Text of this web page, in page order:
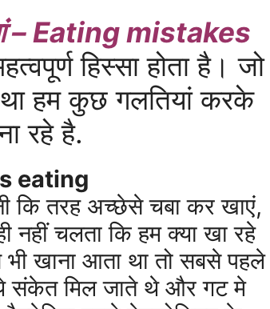
– Eating mistakes
हिस्सा होता है। जो
था हम कुछ गलतियां करके
रहे है.
eating
कि तरह अच्छेसे चबा कर खाएं,
नहीं चलता कि हम क्या खा रहे
खाना आता था तो सबसे पहले
ये संकेत मिल जाते थे और गट मे